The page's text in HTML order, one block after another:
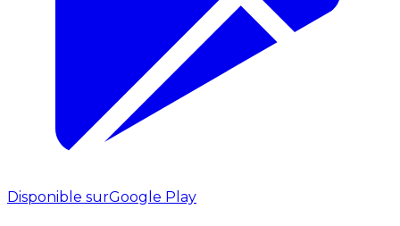
Disponible surGoogle Play